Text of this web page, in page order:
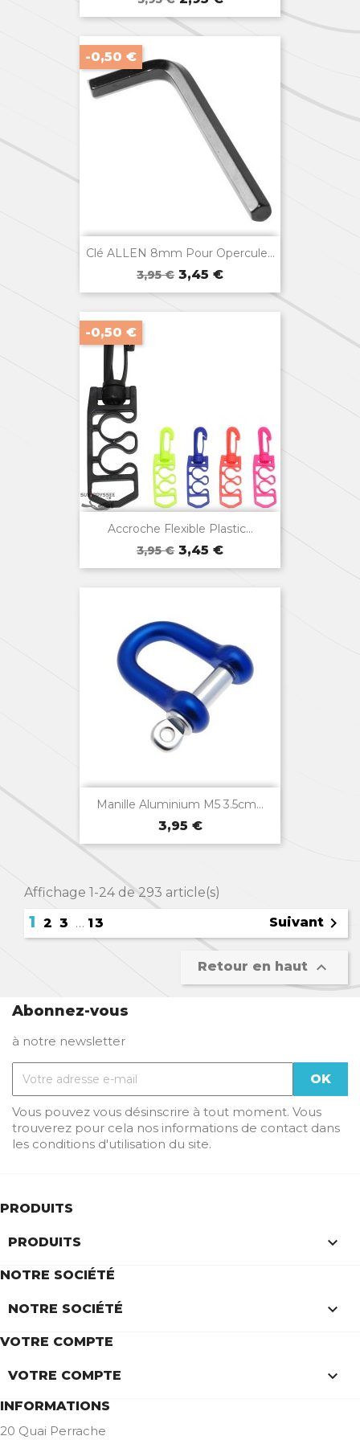
de
Clé ALLEN 8mm Pour Opercule...
Prix
de
3,95 € Prix
3,45 €
-0,50 €
Aperçu rapide
Accroche Flexible Plastic...
Prix
de
3,95 € Prix
3,45 €
-0,50 €
Aperçu rapide
BleuJauneNoirRose
Manille Aluminium M5 3.5cm...
Prix
3,95 €
Aperçu rapide
JauneRouge
Affichage 1-24 de 293 article(s)
1 2 3 … 13 Suivant 
Retour en haut 
Abonnez-vous
à notre newsletter
Vous pouvez vous désinscrire à tout moment. Vous
trouverez pour cela nos informations de contact dans
les conditions d'utilisation du site.
PRODUITS
PRODUITS 
NOTRE SOCIÉTÉ
NOTRE SOCIÉTÉ 
VOTRE COMPTE
VOTRE COMPTE 
INFORMATIONS
20 Quai Perrache